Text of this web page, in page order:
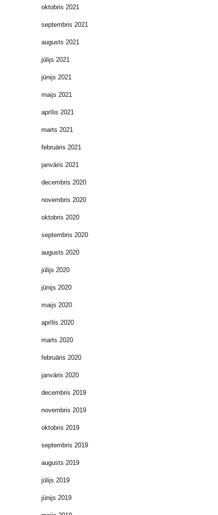
oktobris 2021
septembris 2021
augusts 2021
jūlijs 2021
jūnijs 2021
maijs 2021
aprīlis 2021
marts 2021
februāris 2021
janvāris 2021
decembris 2020
novembris 2020
oktobris 2020
septembris 2020
augusts 2020
jūlijs 2020
jūnijs 2020
maijs 2020
aprīlis 2020
marts 2020
februāris 2020
janvāris 2020
decembris 2019
novembris 2019
oktobris 2019
septembris 2019
augusts 2019
jūlijs 2019
jūnijs 2019